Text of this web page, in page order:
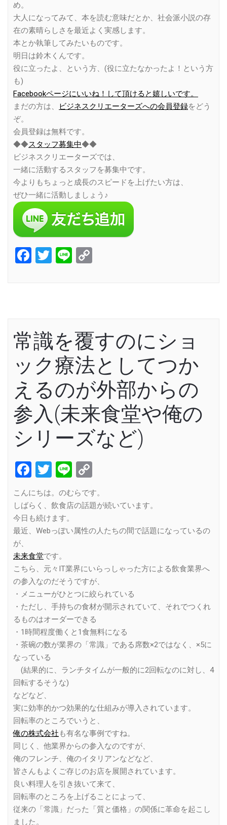
め。
大人になってみて、本を読む意味だとか、社会派小説の存
在の素晴らしさを最近よく実感します。
本とか執筆してみたいものです。
明日は鈴木くんです。
役に立ったよ、という方、(役に立たなかったよ！という方
も)
Facebookページにいいね！して頂けると嬉しいです。
まだの方は、
ビジネスクリエーターズへの会員登録をどう
ぞ。
会員登録は無料です。
◆◆スタッフ募集中◆◆
ビジネスクリエーターズでは、
一緒に活動するスタッフを募集中です。
今よりもちょっと成長のスピードを上げたい方は、
ぜひ一緒に活動しましょう♪
Facebook
Twitter
Line
常識を覆すのにショ
ック療法としてつか
えるのが外部からの
参入(未来食堂や俺の
シリーズなど)
Facebook
Twitter
Line
Link
こんにちは。のむらです。
しばらく、飲食店の話題が続いています。
今日も続けます。
最近、Webっぽい属性の人たちの間で話題になっているの
が、
未来食堂です。
こちら、元々IT業界にいらっしゃった方による飲食業界へ
の参入なのだそうですが、
・メニューがひとつに絞られている
・ただし、手持ちの食材が開示されていて、それでつくれ
るものはオーダーできる
・1時間程度働くと1食無料になる
・茶碗の数が業界の「常識」である席数×2ではなく、×5に
なっている
(結果的に、ランチタイムが一般的に2回転なのに対し、4
回転するそうな)
などなど、
実に効率的かつ効果的な仕組みが導入されています。
回転率のところでいうと、
俺の株式会社 も有名な事例ですね。
同じく、他業界からの参入なのですが、
俺のフレンチ、俺のイタリアンなどなど、
皆さんもよくご存じのお店を展開されています。
良い料理人を引き抜いて来て、
回転率のところを上げることによって、
従来の「常識」だった「質と価格」の関係に革命を起こし
ました。